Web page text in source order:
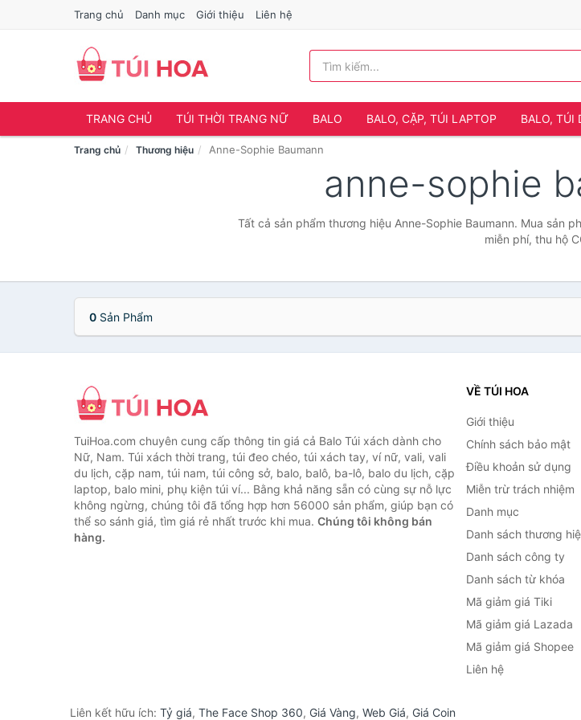
Trang chủ Danh mục Giới thiệu Liên hệ
TRANG CHỦ TÚI THỜI TRANG NỮ BALO BALO, CẶP, TÚI LAPTOP BALO, TÚI
Trang chủ Thương hiệu Anne-Sophie Baumann
anne-sophie
Tất cả sản phẩm thương hiệu Anne-Sophie Baumann. Mua sản
miễn phí, thu hộ
0 Sản Phẩm
TuiHoa.com chuyên cung cấp thông tin giá cả Balo Túi xách dành cho
Nữ, Nam. Túi xách thời trang, túi đeo chéo, túi xách tay, ví nữ, vali, vali
du lịch, cặp nam, túi nam, túi công sở, balo, balô, ba-lô, balo du lịch, cặp
laptop, balo mini, phụ kiện túi ví... Bằng khả năng sẵn có cùng sự nỗ lực
không ngừng, chúng tôi đã tổng hợp hơn 56000 sản phẩm, giúp bạn có
thể so sánh giá, tìm giá rẻ nhất trước khi mua. Chúng tôi không bán
hàng.
VỀ TÚI HOA
Giới thiệu
Chính sách bảo mật
Điều khoản sử dụng
Miễn trừ trách nhiệm
Danh mục
Danh sách thương
Danh sách công ty
Danh sách từ khóa
Mã giảm giá Tiki
Mã giảm giá Lazada
Mã giảm giá Shopee
Liên hệ
Liên kết hữu ích: Tỷ giá, The Face Shop 360, Giá Vàng, Web Giá, Giá Coin